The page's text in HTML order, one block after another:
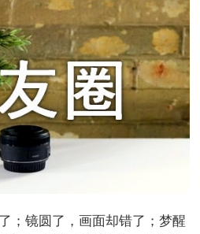
镜圆了，画面却错了；梦醒